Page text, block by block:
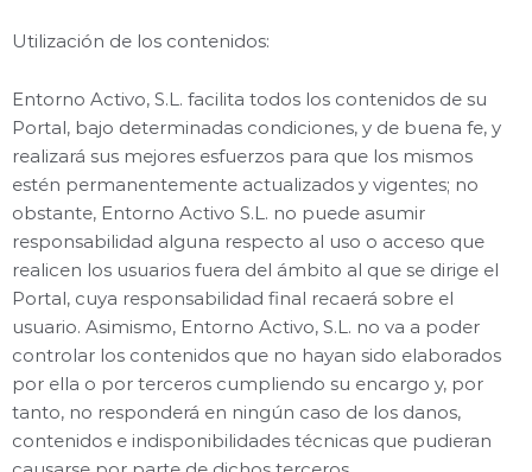
Utilización de los contenidos:
Entorno Activo, S.L. facilita todos los contenidos de su
Portal, bajo determinadas condiciones, y de buena fe, y
realizará sus mejores esfuerzos para que los mismos
estén permanentemente actualizados y vigentes; no
obstante, Entorno Activo S.L. no puede asumir
responsabilidad alguna respecto al uso o acceso que
realicen los usuarios fuera del ámbito al que se dirige el
Portal, cuya responsabilidad final recaerá sobre el
usuario. Asimismo, Entorno Activo, S.L. no va a poder
controlar los contenidos que no hayan sido elaborados
por ella o por terceros cumpliendo su encargo y, por
tanto, no responderá en ningún caso de los danos,
contenidos e indisponibilidades técnicas que pudieran